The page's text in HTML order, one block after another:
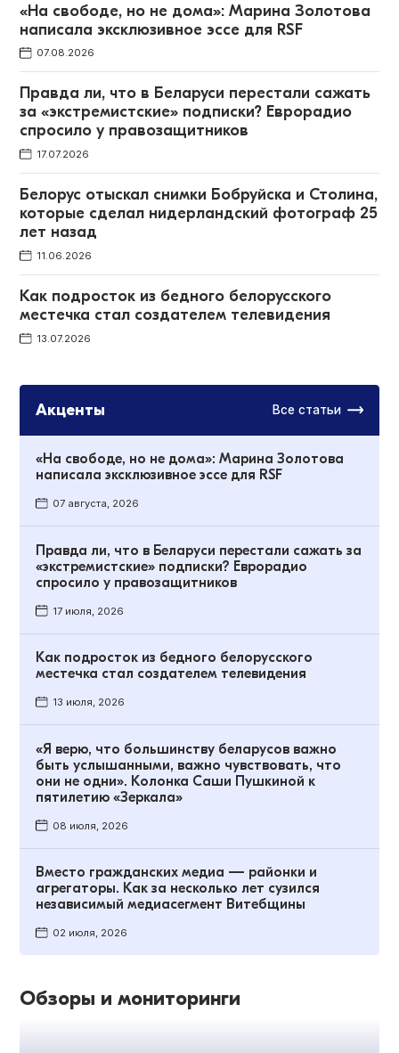
«На свободе, но не дома»: Марина Золотова
написала эксклюзивное эссе для RSF
07.08.2026
Правда ли, что в Беларуси перестали сажать
за «экстремистские» подписки? Еврорадио
спросило у правозащитников
17.07.2026
Белорус отыскал снимки Бобруйска и Столина,
которые сделал нидерландский фотограф 25
лет назад
11.06.2026
Как подросток из бедного белорусского
местечка стал создателем телевидения
13.07.2026
Акценты Все статьи
«На свободе, но не дома»: Марина Золотова
написала эксклюзивное эссе для RSF
07 августа, 2026
Правда ли, что в Беларуси перестали сажать за
«экстремистские» подписки? Еврорадио
спросило у правозащитников
17 июля, 2026
Как подросток из бедного белорусского
местечка стал создателем телевидения
13 июля, 2026
«Я верю, что большинству беларусов важно
быть услышанными, важно чувствовать, что
они не одни». Колонка Саши Пушкиной к
пятилетию «Зеркала»
08 июля, 2026
Вместо гражданских медиа — районки и
агрегаторы. Как за несколько лет сузился
независимый медиасегмент Витебщины
02 июля, 2026
Обзоры и мониторинги